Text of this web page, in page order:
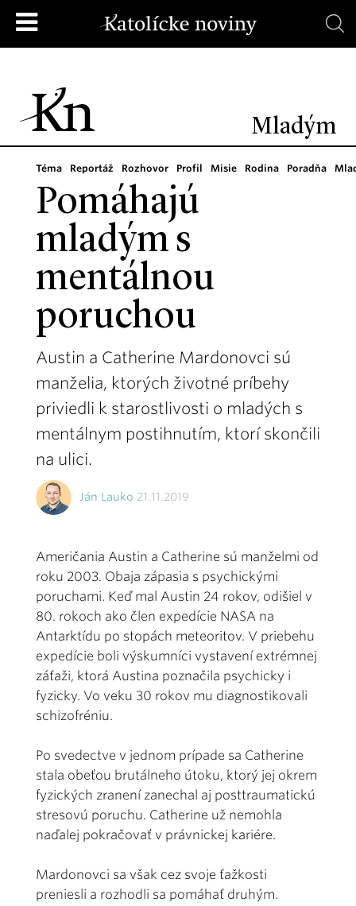
Mladým
Téma Reportáž Rozhovor Profil Misie Rodina Poradňa
Pomáhajú
mladým s
mentálnou
poruchou
Austin a Catherine Mardonovci sú
manželia, ktorých životné príbehy
priviedli k starostlivosti o mladých s
mentálnym postihnutím, ktorí skončili
na ulici.
Ján Lauko 21.11.2019
Američania Austin a Catherine sú manželmi od
roku 2003. Obaja zápasia s psychickými
poruchami. Keď mal Austin 24 rokov, odišiel v
80. rokoch ako člen expedície NASA na
Antarktídu po stopách meteoritov. V priebehu
expedície boli výskumníci vystavení extrémnej
záťaži, ktorá Austina poznačila psychicky i
fyzicky. Vo veku 30 rokov mu diagnostikovali
schizofréniu.
Po svedectve v jednom prípade sa Catherine
stala obeťou brutálneho útoku, ktorý jej okrem
fyzických zranení zanechal aj posttraumatickú
stresovú poruchu. Catherine už nemohla
naďalej pokračovať v právnickej kariére.
Mardonovci sa však cez svoje ťažkosti
preniesli a rozhodli sa pomáhať druhým.